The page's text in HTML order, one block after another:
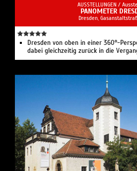
AUSSTELLUNGEN /
PANOMETER
Dresden,
Dresden von oben in einer 360°-
dabei gleichzeitig zurück in die